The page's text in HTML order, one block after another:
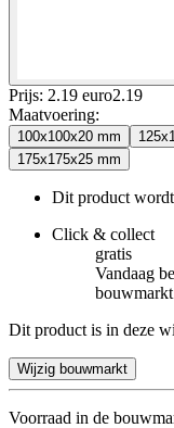
Prijs: 2.19 euro2.19
Maatvoering:
100x100x20 mm
175x175x25 mm
Dit product
Click & collect
gratis
Vandaag
bouwmarkt
Dit product is in deze
Wijzig bouwmarkt
Voorraad in de